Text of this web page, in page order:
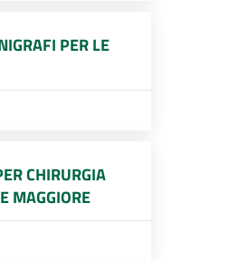
PER LE
CHIRURGIA
MAGGIORE